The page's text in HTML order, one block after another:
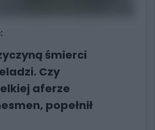
śmierci
Czy
aferze
popełnił